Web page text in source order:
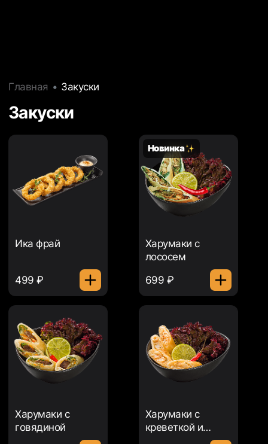
Главная Закуски
Закуски
Ика фрай
499 ₽
Новинка
Харумаки с
лососем
699 ₽
Харумаки с
говядиной
Харумаки с
креветкой и